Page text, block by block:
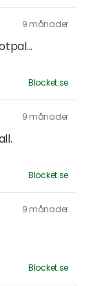
9 månader
Blocket.se
9 månader
Blocket.se
9 månader
Blocket.se